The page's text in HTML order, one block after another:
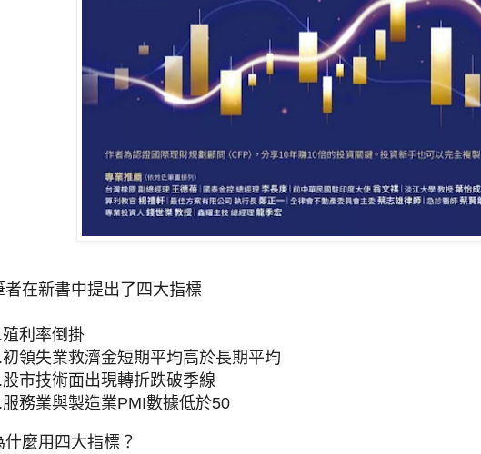
者在新書中提出了四大指標
殖利率倒掛
初領失業救濟金短期平均高於長期平均
股市技術面出現轉折跌破季線
務業與製造業PMI數據低於50
什麼用四大指標？